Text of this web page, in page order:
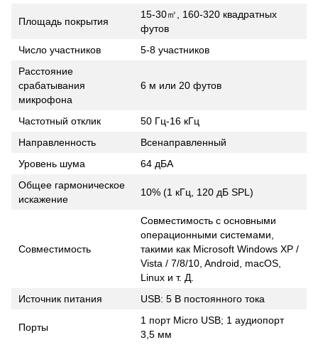
Площадь покрытия
15-30㎡, 160-320 квадратных
футов
Число участников
5-8 участников
Расстояние
срабатывания
микрофона
6 м или 20 футов
Частотный отклик
50 Гц-16 кГц
Направленность
Всенаправленный
Уровень шума
64 дБА
Общее гармоническое
искажение
10% (1 кГц, 120 дБ SPL)
Совместимость
Совместимость с основными
операционными системами,
такими как Microsoft Windows XP /
Vista / 7/8/10, Android, macOS,
Linux и т. Д.
Источник питания
USB: 5 В постоянного тока
Порты
1 порт Micro USB; 1 аудиопорт
3,5 мм